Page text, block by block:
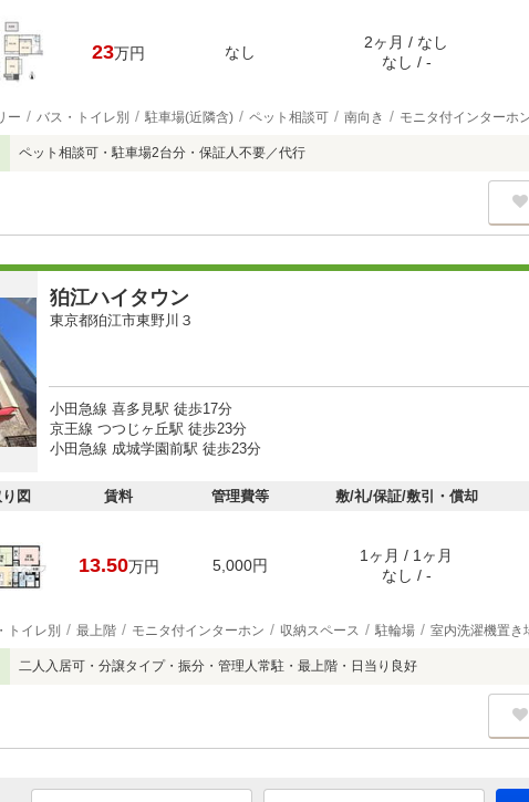
23万円 なし
2ヶ月 / なし
なし / -
ー バス・トイレ別 駐車場(近隣含) ペット相談可 南向き モニタ付インターホ
ペット相談可・駐車場2台分・保証人不要／代行
狛江ハイタウン
東京都狛江市東野川３
小田急線 喜多見駅 徒歩17分
京王線 つつじヶ丘駅 徒歩23分
小田急線 成城学園前駅 徒歩23分
図 賃料 管理費等 敷/礼/保証/敷引・償却
13.50万円 5,000円
1ヶ月 / 1ヶ月
なし / -
トイレ別 最上階 モニタ付インターホン 収納スペース 駐輪場 室内洗濯機置き
二人入居可・分譲タイプ・振分・管理人常駐・最上階・日当り良好